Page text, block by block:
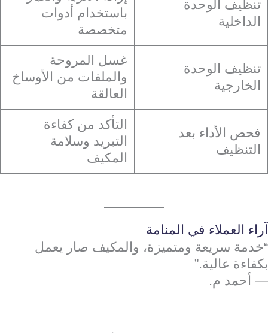
تنظيف الوحدة
الداخلية
باستخدام أدوات
متخصصة
تنظيف الوحدة
الخارجية
غسل المروحة
والملفات من الأوساخ
العالقة
فحص الأداء بعد
التنظيف
التأكد من كفاءة
التبريد وسلامة
المكيف
آراء العملاء في المنامة
“خدمة سريعة ومتميزة، والمكيف صار يعمل
بكفاءة عالية.”
— أحمد م.